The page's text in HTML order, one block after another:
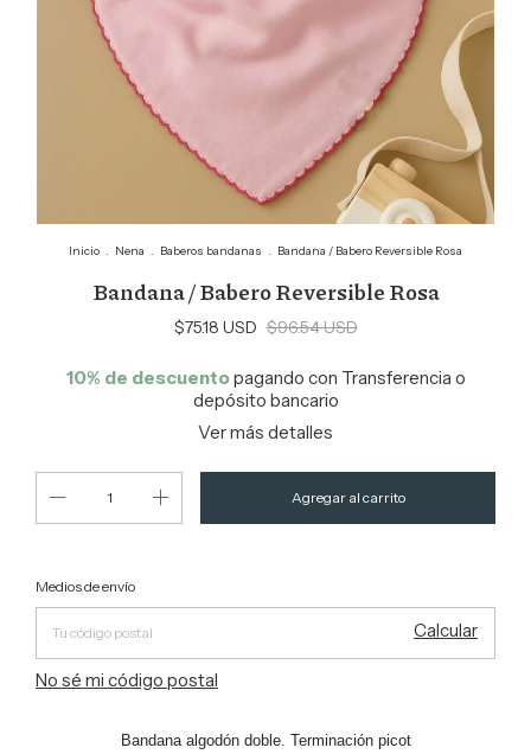
Inicio . Nena . Baberos bandanas . Bandana / Babero Reversible Rosa
Bandana / Babero Reversible Rosa
$75.18 USD $96.54 USD
10% de descuentopagando con Transferencia o
depósito bancario
Ver más detalles
Entregas para el CP:
Medios de envío
Calcular
No sé mi código postal
Bandana algodón doble. Terminación picot